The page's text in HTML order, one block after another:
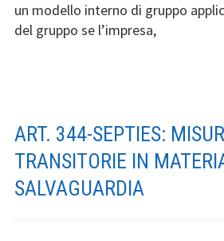
un modello interno di gruppo
del gruppo se l’impresa,
ART. 344-SEPTIES:
TRANSITORIE IN
SALVAGUARDIA